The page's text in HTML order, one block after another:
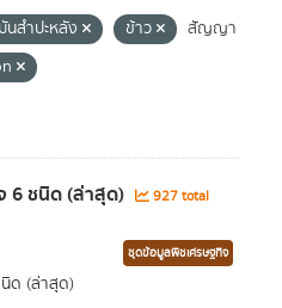
มันสำปะหลัง ข้าว
สัญญา
6 ชนิด (ล่าสุด)
927 total
ชุดข้อมูลพืชเศรษฐกิจ
ด (ล่าสุด)